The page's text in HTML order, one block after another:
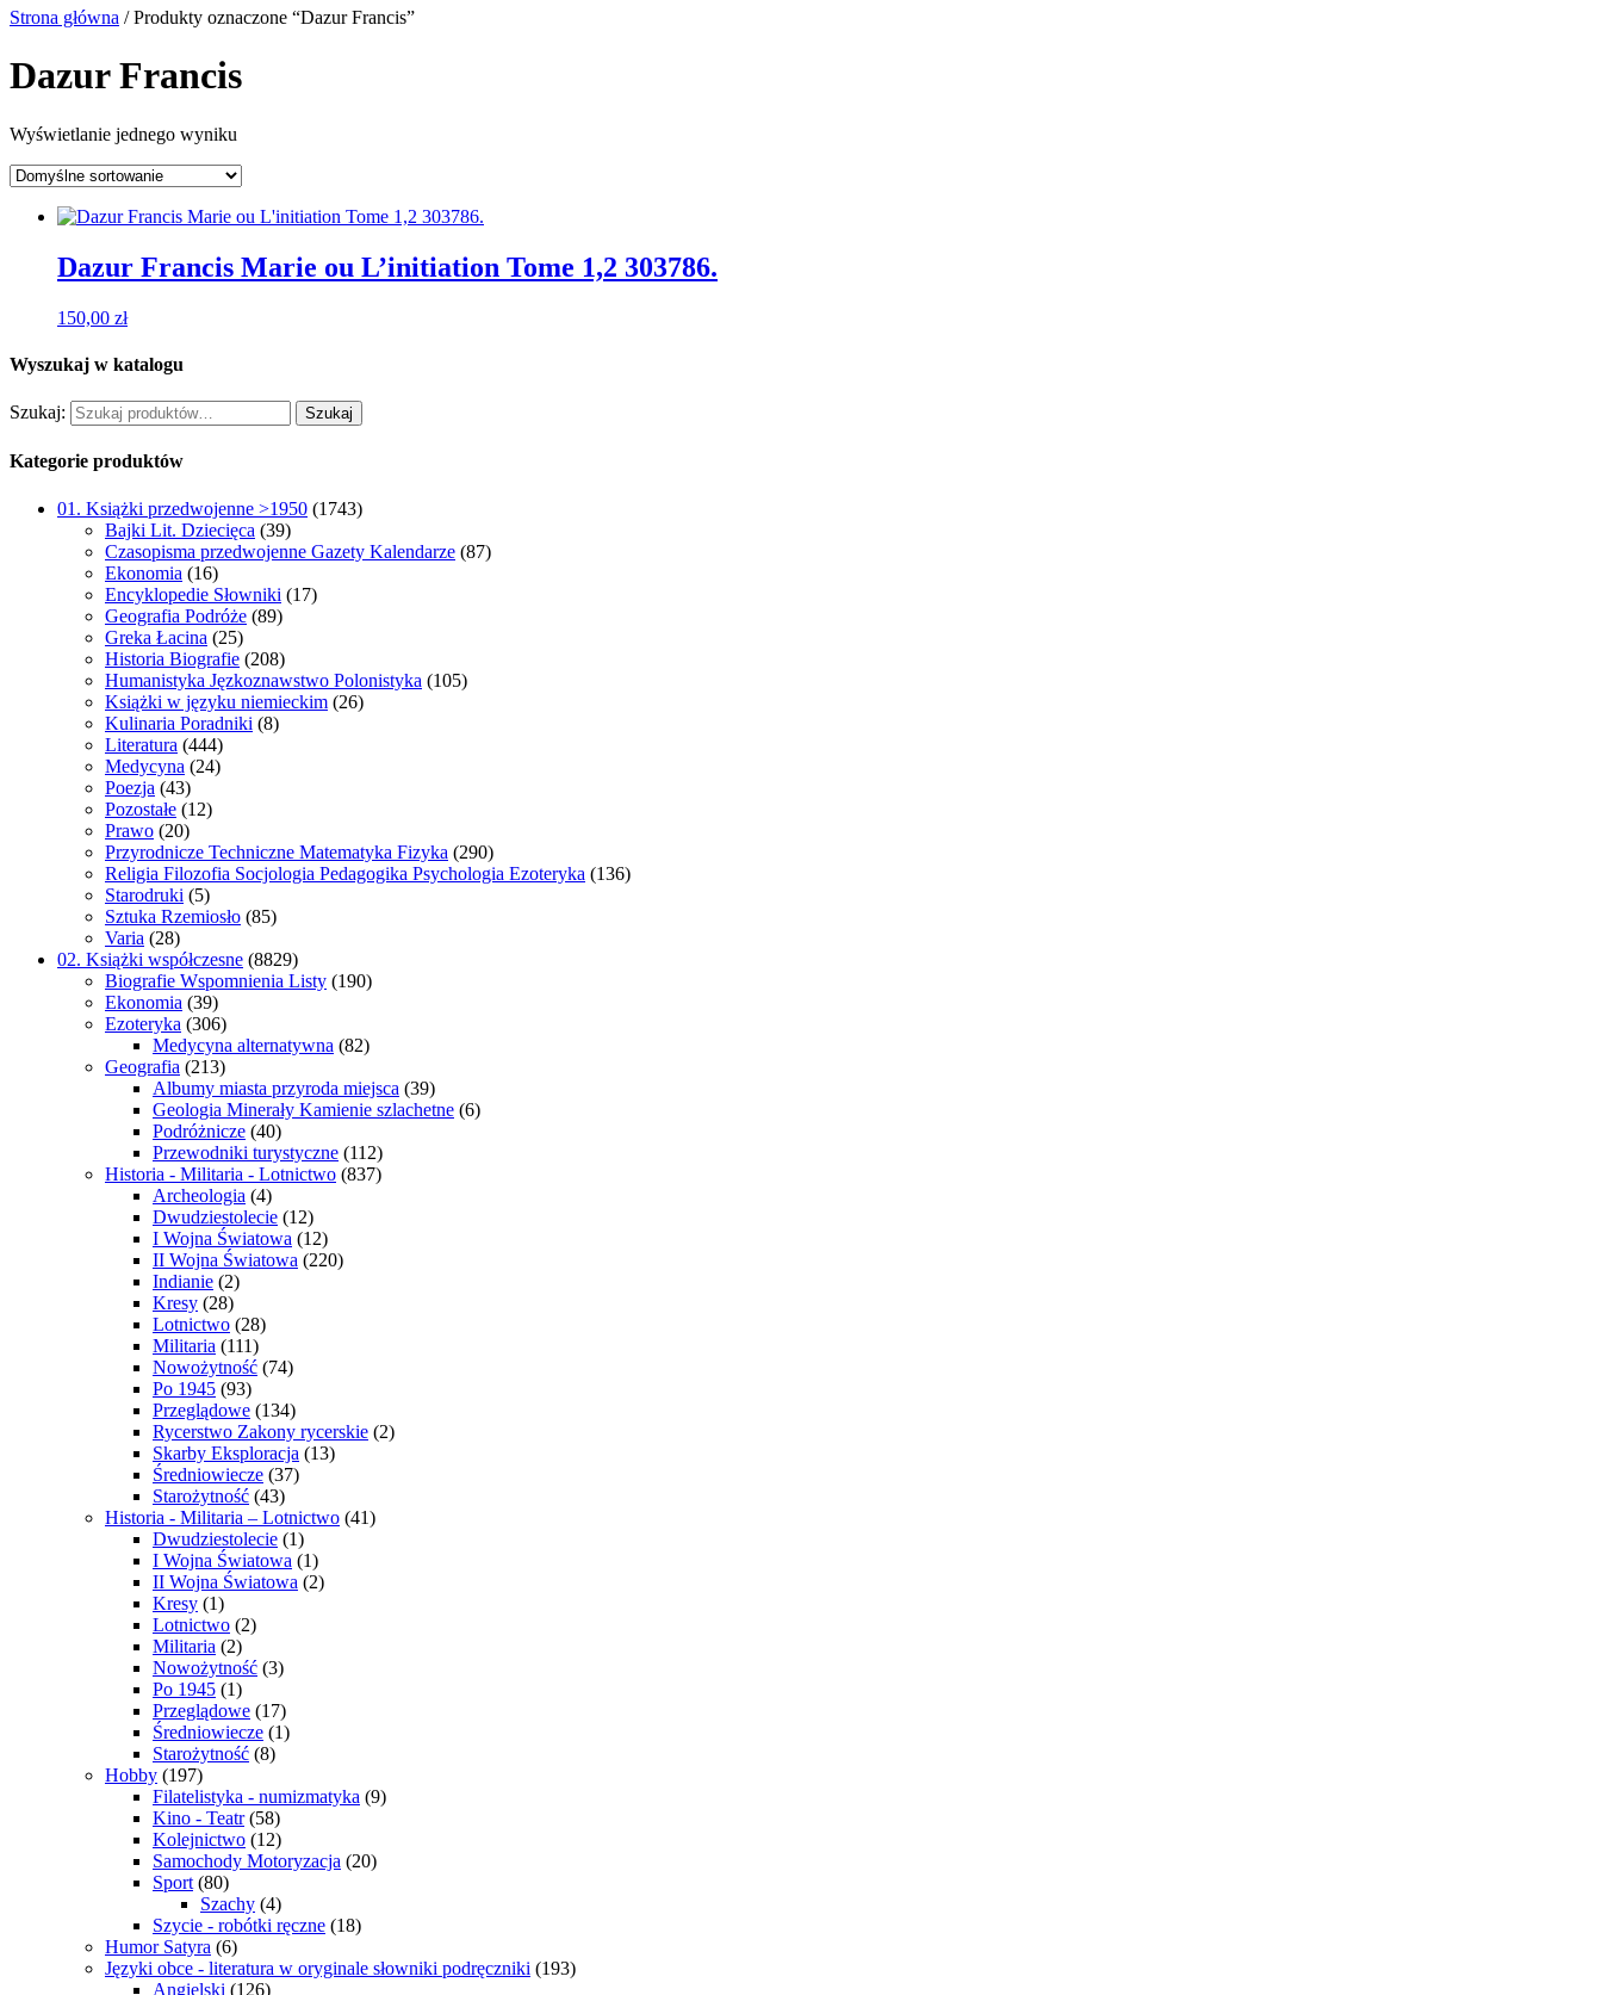
Strona główna / Produkty oznaczone “Dazur Francis”
Dazur Francis
Wyświetlanie jednego wyniku
Dazur Francis Marie ou L’initiation Tome 1,2 303786.
150,00 zł
Wyszukaj w katalogu
Szukaj: Szukaj
Kategorie produktów
01. Książki przedwojenne >1950 (1743)
Bajki Lit. Dziecięca (39)
Czasopisma przedwojenne Gazety Kalendarze (87)
Ekonomia (16)
Encyklopedie Słowniki (17)
Geografia Podróże (89)
Greka Łacina (25)
Historia Biografie (208)
Humanistyka Jęzkoznawstwo Polonistyka (105)
Książki w języku niemieckim (26)
Kulinaria Poradniki (8)
Literatura (444)
Medycyna (24)
Poezja (43)
Pozostałe (12)
Prawo (20)
Przyrodnicze Techniczne Matematyka Fizyka (290)
Religia Filozofia Socjologia Pedagogika Psychologia Ezoteryka (136)
Starodruki (5)
Sztuka Rzemiosło (85)
Varia (28)
02. Książki współczesne (8829)
Biografie Wspomnienia Listy (190)
Ekonomia (39)
Ezoteryka (306)
Medycyna alternatywna (82)
Geografia (213)
Albumy miasta przyroda miejsca (39)
Geologia Minerały Kamienie szlachetne (6)
Podróżnicze (40)
Przewodniki turystyczne (112)
Historia - Militaria - Lotnictwo (837)
Archeologia (4)
Dwudziestolecie (12)
I Wojna Światowa (12)
II Wojna Światowa (220)
Indianie (2)
Kresy (28)
Lotnictwo (28)
Militaria (111)
Nowożytność (74)
Po 1945 (93)
Przeglądowe (134)
Rycerstwo Zakony rycerskie (2)
Skarby Eksploracja (13)
Średniowiecze (37)
Starożytność (43)
Historia - Militaria – Lotnictwo (41)
Dwudziestolecie (1)
I Wojna Światowa (1)
II Wojna Światowa (2)
Kresy (1)
Lotnictwo (2)
Militaria (2)
Nowożytność (3)
Po 1945 (1)
Przeglądowe (17)
Średniowiecze (1)
Starożytność (8)
Hobby (197)
Filatelistyka - numizmatyka (9)
Kino - Teatr (58)
Kolejnictwo (12)
Samochody Motoryzacja (20)
Sport (80)
Szachy (4)
Szycie - robótki ręczne (18)
Humor Satyra (6)
Języki obce - literatura w oryginale słowniki podręczniki (193)
Angielski (126)